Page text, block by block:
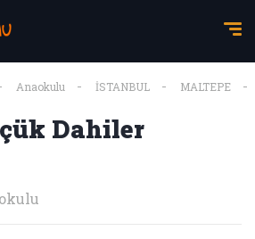
Anaokulu İSTANBUL MALTEPE
Dahiler